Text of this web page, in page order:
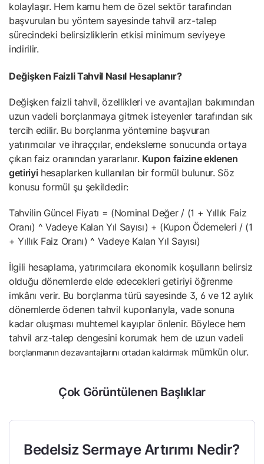
kolaylaşır. Hem kamu hem de özel sektör tarafından
başvurulan bu yöntem sayesinde tahvil arz-talep
sürecindeki belirsizliklerin etkisi minimum seviyeye
indirilir.
Değişken Faizli Tahvil Nasıl Hesaplanır?
Değişken faizli tahvil, özellikleri ve avantajları bakımından
uzun vadeli borçlanmaya gitmek isteyenler tarafından sık
tercih edilir. Bu borçlanma yöntemine başvuran
yatırımcılar ve ihraççılar, endeksleme sonucunda ortaya
çıkan faiz oranından yararlanır. Kupon faizine eklenen
getiriyihesaplarken kullanılan bir formül bulunur. Söz
konusu formül şu şekildedir:
Tahvilin Güncel Fiyatı = (Nominal Değer / (1 + Yıllık Faiz
Oranı) ^ Vadeye Kalan Yıl Sayısı) + (Kupon Ödemeleri / (1
+ Yıllık Faiz Oranı) ^ Vadeye Kalan Yıl Sayısı)
İlgili hesaplama, yatırımcılara ekonomik koşulların belirsiz
olduğu dönemlerde elde edecekleri getiriyi öğrenme
imkânı verir. Bu borçlanma türü sayesinde 3, 6 ve 12 aylık
dönemlerde ödenen tahvil kuponlarıyla, vade sonuna
kadar oluşması muhtemel kayıplar önlenir. Böylece hem
tahvil arz-talep dengesini korumak hem de uzun vadeli
borçlanmanın dezavantajlarını ortadan kaldırmak mümkün olur.
Çok Görüntülenen Başlıklar
Bedelsiz Sermaye Artırımı Nedir?